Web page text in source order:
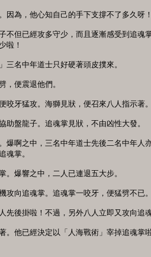
為，他心知自己的手下支撐不了多久呀
但已經攻多守少，而且逐漸感受到追魂
啦！
名中年道士只好硬著頭皮撲來。
便震退他們。
牙猛攻。海獅見狀，便召來八人指示著
盤龍子。追魂掌見狀，不由凶性大發。
啊之中，三名中年道士先後二名中年人
魂掌。
爆響之中，二人已連退五大步。
向追魂掌。追魂掌一咬牙，便猛劈不已
後掛啦！不過，另外八人立即又攻向追
他已經決定以「人海戰術」宰掉追魂掌